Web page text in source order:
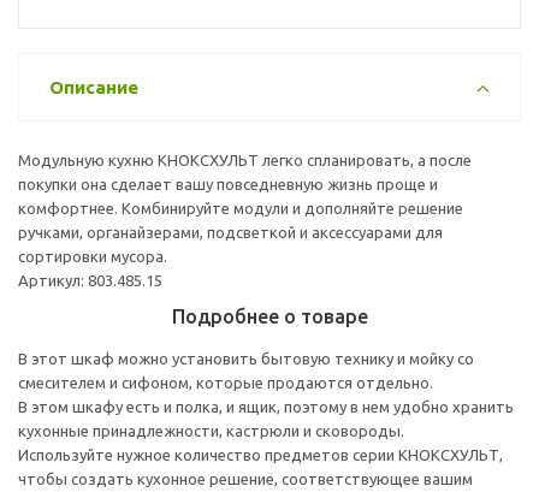
Описание
Модульную кухню КНОКСХУЛЬТ легко спланировать, а после
покупки она сделает вашу повседневную жизнь проще и
комфортнее. Комбинируйте модули и дополняйте решение
ручками, органайзерами, подсветкой и аксессуарами для
сортировки мусора.
Артикул: 803.485.15
Подробнее о товаре
В этот шкаф можно установить бытовую технику и мойку со
смесителем и сифоном, которые продаются отдельно.
В этом шкафу есть и полка, и ящик, поэтому в нем удобно хранить
кухонные принадлежности, кастрюли и сковороды.
Используйте нужное количество предметов серии КНОКСХУЛЬТ,
чтобы создать кухонное решение, соответствующее вашим